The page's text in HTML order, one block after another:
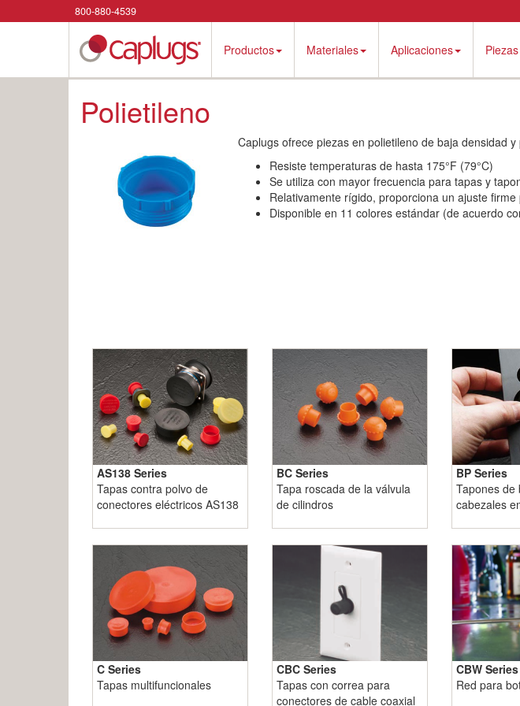
800-880-4539
Productos Materiales Aplicaciones
Polietileno
Caplugs ofrece piezas en polietileno de baja densidad
Resiste temperaturas de hasta 175°F (79°C)
Se utiliza con mayor frecuencia para tapas y
Relativamente rígido, proporciona un ajuste
Disponible en 11 colores estándar (de acuerdo
AS138 Series
Tapas contra polvo de
conectores eléctricos AS138
BC Series
Tapa roscada de la válvula
de cilindros
BP Series
Tapones de
cabezales
C Series
Tapas multifuncionales
CBC Series
Tapas con correa para
conectores de cable coaxial
CBW Series
Red para